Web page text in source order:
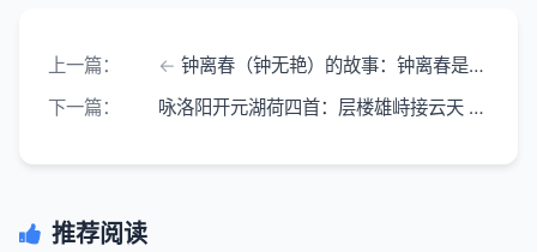
上一篇：
钟离春（钟无艳）的故事：钟离春是战国中期齐国的人物
下一篇：
咏洛阳开元湖荷四首：层楼雄峙接云天 十里清塘漾翠烟
推荐阅读